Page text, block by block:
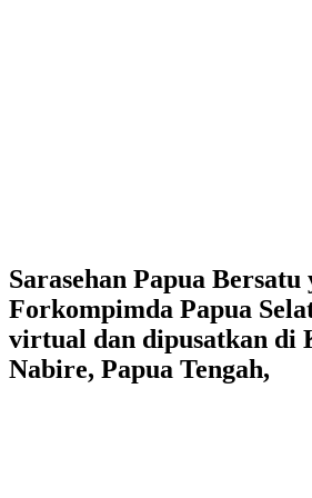
Sarasehan Papua
Forkompimda Papua
virtual dan dipusatkan di
Nabire, Papua Tengah,